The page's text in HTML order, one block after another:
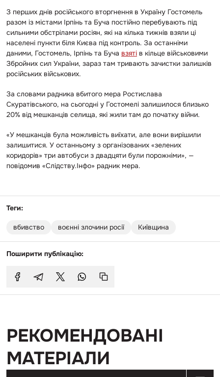
З перших днів російського вторгнення в Україну Гостомель
разом із містами Ірпінь та Буча постійно перебувають під
сильними обстрілами росіян, які на кілька тижнів взяли ці
населені пункти біля Києва під контроль. За останніми
даними, Гостомель, Ірпінь та Буча взяті в кільце військовими
Збройних сил України, зараз там тривають зачистки залишків
російських військових.
За словами радника вбитого мера Ростислава
Скуратівського, на сьогодні у Гостомелі залишилося близько
20% від мешканців селища, які жили там до початку війни.
«У мешканців була можливість виїхати, але вони вирішили
залишитися. У останньому з організованих «зелених
коридорів» три автобуси з двадцяти були порожніми», —
повідомив «Слідству.Інфо» радник мера.
Теги:
вбивство воєнні злочини росії Київщина
Поширити публікацію:
РЕКОМЕНДОВАНІ
МАТЕРІАЛИ